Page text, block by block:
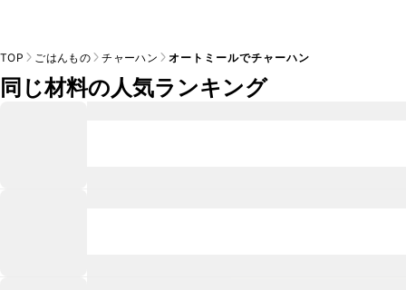
TOP ごはんもの チャーハン オートミールでチャーハン
同じ材料の人気ランキング